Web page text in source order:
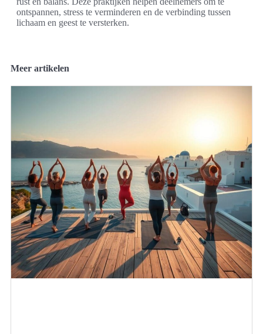
ontspannen, stress te verminderen en de verbinding tussen
lichaam en geest te versterken.
Meer artikelen